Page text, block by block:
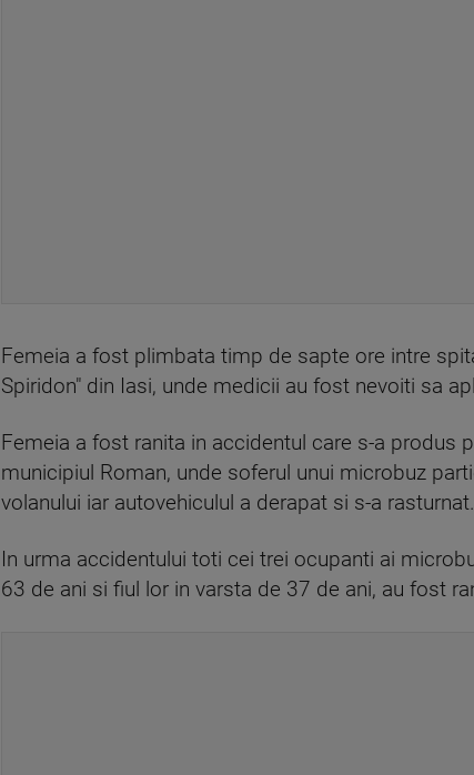
Femeia a fost plimbata timp de sapte ore intre
Spiridon" din Iasi, unde medicii au fost nevoiti sa
Femeia a fost ranita in accidentul care s-a produs
municipiul Roman, unde soferul unui microbuz
volanului iar autovehiculul a derapat si s-a rasturnat.
In urma accidentului toti cei trei ocupanti ai
63 de ani si fiul lor in varsta de 37 de ani, au fost